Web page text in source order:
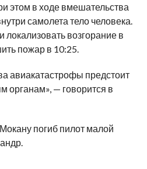
этом в ходе вмешательства
самолета тело человека.
возгорание в
пожар в 10:25.
авиакатастрофы предстоит
органам», — говорится в
погиб пилот малой